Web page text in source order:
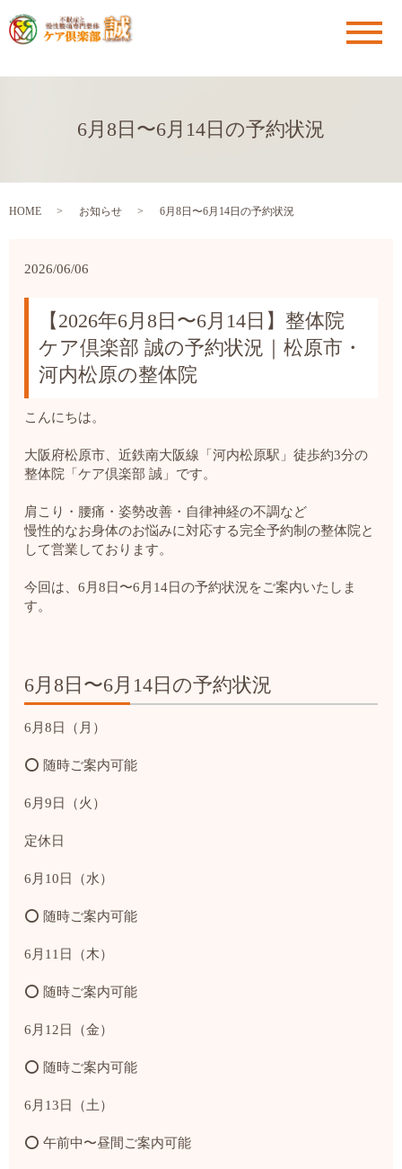
メ
6月8日〜6月14日の予約状況
HOME お知らせ 6月8日〜6月14日の予約状況
2026/06/06
【2026年6月8日〜6月14日】整体院
ケア倶楽部 誠の予約状況｜松原市・
河内松原の整体院
こんにちは。
大阪府松原市、近鉄南大阪線「河内松原駅」徒歩約3分の
整体院「ケア倶楽部 誠」です。
肩こり・腰痛・姿勢改善・自律神経の不調など
慢性的なお身体のお悩みに対応する完全予約制の整体院と
して営業しております。
今回は、6月8日〜6月14日の予約状況をご案内いたしま
す。
6月8日〜6月14日の予約状況
6月8日（月）
⭕ 随時ご案内可能
6月9日（火）
定休日
6月10日（水）
⭕ 随時ご案内可能
6月11日（木）
⭕ 随時ご案内可能
6月12日（金）
⭕ 随時ご案内可能
6月13日（土）
⭕ 午前中〜昼間ご案内可能